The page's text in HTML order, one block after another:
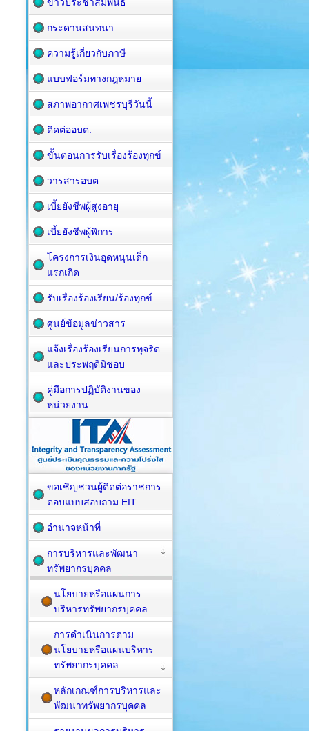
กระดานสนทนา
ความรู้เกี่ยวกับภาษี
แบบฟอร์มทางกฎหมาย
สภาพอากาศเพชรบุรีวันนี้
ติดต่ออบต.
ขั้นตอนการรับเรื่องร้องทุกข์
วารสารอบต
เบี้ยยังชีพผู้สูงอายุ
เบี้ยยังชีพผู้พิการ
โครงการเงินอุดหนุนเด็ก
แรกเกิด
รับเรื่องร้องเรียน/ร้องทุกข์
ศูนย์ข้อมูลข่าวสาร
แจ้งเรื่องร้องเรียนการทุจริต
และประพฤติมิชอบ
คู่มือการปฏิบัติงานของ
หน่วยงาน
ขอเชิญชวนผู้ติดต่อราชการ
ตอบแบบสอบถาม EIT
อำนาจหน้าที่
การบริหารและพัฒนา
ทรัพยากรบุคคล
นโยบายหรือแผนการ
บริหารทรัพยากรบุคคล
การดำเนินการตาม
นโยบายหรือแผนบริหาร
ทรัพยากรบุคคล
หลักเกณฑ์การบริหารและ
พัฒนาทรัพยากรบุคคล